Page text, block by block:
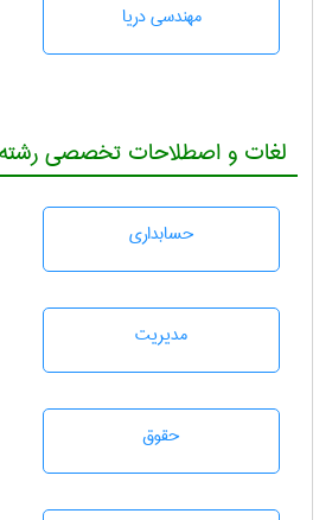
مهندسی دریا
لغات و اصطلاحات تخصصی رشته
حسابداری
مديريت
حقوق